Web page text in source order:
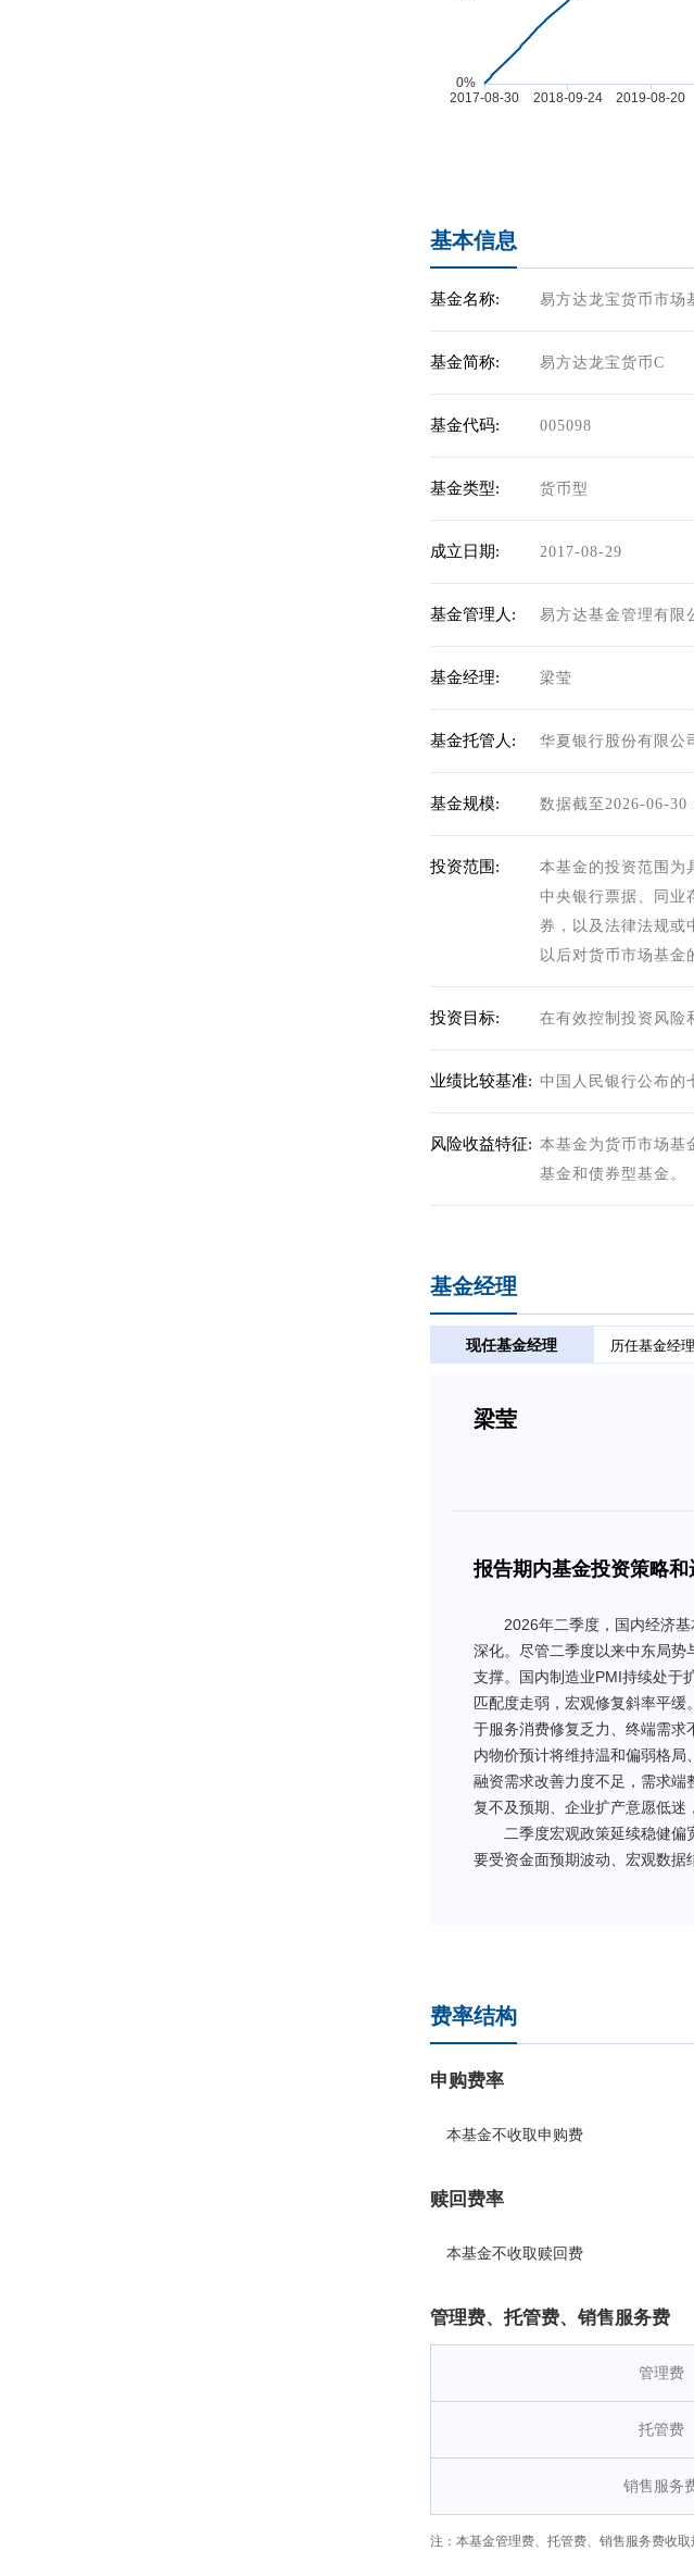
基本信息
基金名称: 易方达龙宝货币市场
基金简称: 易方达龙宝货币C
基金代码: 005098
基金类型: 货币型
成立日期: 2017-08-29
基金管理人: 易方达基金管理有限
基金经理: 梁莹
基金托管人: 华夏银行股份有限公
基金规模: 数据截至2026-06-30
投资范围:
本基金的投资范围为
中央银行票据、同业
券，以及法律法规或
以后对货币市场基金
投资目标: 在有效控制投资风险
业绩比较基准: 中国人民银行公布的
风险收益特征: 本基金为货币市场基
基金和债券型基金。
基金经理
现任基金经理 历任基金经
梁莹
报告期内基金投资策略和
2026年二季度，国内经济
深化。尽管二季度以来中东局势
支撑。国内制造业PMI持续处于
匹配度走弱，宏观修复斜率平
于服务消费修复乏力、终端需求
内物价预计将维持温和偏弱格
融资需求改善力度不足，需求
复不及预期、企业扩产意愿低迷
二季度宏观政策延续稳健偏
要受资金面预期波动、宏观数
在4-5月受资金宽松和短端供需
模变化，组合平衡风险和收益，
同时，创造了较为稳健的投资收
费率结构
申购费率
本基金不收取申购费
赎回费率
本基金不收取赎回费
管理费、托管费、销售服务费
管理费
托管费
销售服务
注：本基金管理费、托管费、销售服务费收取